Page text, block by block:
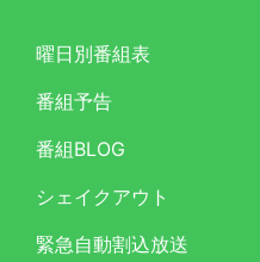
曜日別番組表
番組予告
番組BLOG
シェイクアウト
緊急自動割込放送